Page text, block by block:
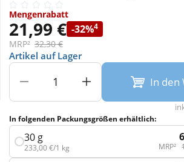
Sport & Fitness
Tierbedarf
Mengenrabatt
21,99 € -32%4
MRP² 32,30 €
Artikel auf Lager
In den
In folgenden Packungsgrößen erhältlich:
30 g
233,00 €/1 kg MRP²